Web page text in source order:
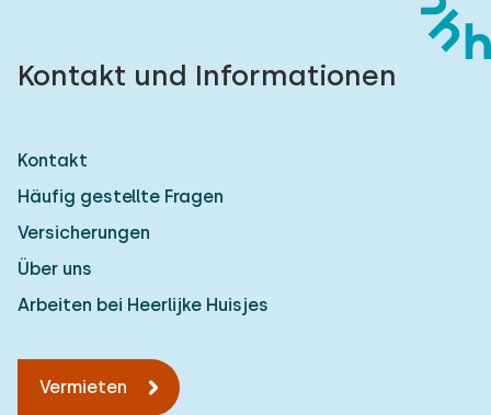
Kontakt und Informationen
Kontakt
Häufig gestellte Fragen
Versicherungen
Über uns
Arbeiten bei Heerlijke Huisjes
Vermieten